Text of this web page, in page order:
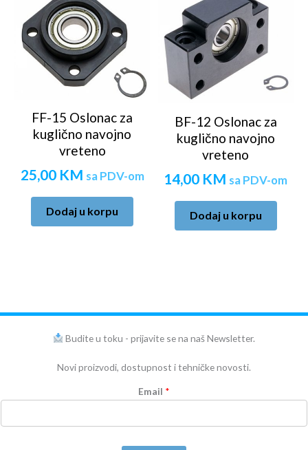
FF-15 Oslonac za
kuglično navojno
vreteno
25,00 KM sa PDV-om
Dodaj u korpu
BF-12 Oslonac za
kuglično navojno
vreteno
14,00 KM sa PDV-om
Dodaj u korpu
Budite u toku - prijavite se na naš Newsletter.
Novi proizvodi, dostupnost i tehničke novosti.
Email *